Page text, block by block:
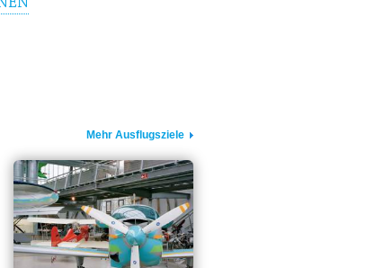
Mehr Ausflugsziele